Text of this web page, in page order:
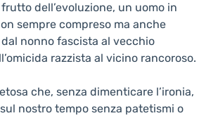
dell’evoluzione, un uomo in
sempre compreso ma anche
nonno fascista al vecchio
razzista al vicino rancoroso.
che, senza dimenticare l’ironia,
nostro tempo senza patetismi o